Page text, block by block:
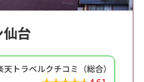
台
天トラベルクチコミ（総合）